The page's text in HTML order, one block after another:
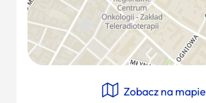
Zobacz na mapie